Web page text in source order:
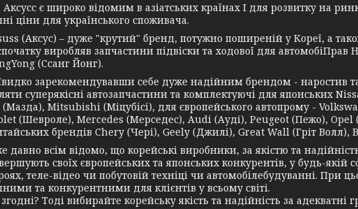
є широко відомим в азіатських країнах І для розвитку на
ціни для українського споживача.
(Аксус) – дуже "крутий" бренд, потужно поширеній у Кореї, а
виробляв запчастини підвіски та ходової для
(Ссанг Йонг).
зарекомендувавши себе дуже надійним брендом - наростив
суперякісні автозапчастини та комплектуючі для японських
(Мазда), Mitsubishi (Міцубісі), для європейського автопрому -
(Шевроле), Mercedes (Мерседес), Audi (Ауді), Peugeot (Пежо),
брендів Chery (Чері), Geely (Джилі), Great Wall (Гріт Волл),
всім відомо, що корейські виробники, за якістю та
своїх європейських та японських конкурентів, у будь-якій
теле-відео чи побутовій техніці чи автомобілебудуванні. При
та конкурентними для клієнтів у всьому світі.
Тоді вибирайте корейську якість та надійність за адекватні